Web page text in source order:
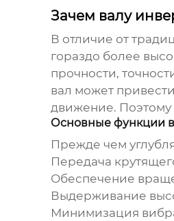
Зачем валу
В отличие от
гораздо более
прочности,
вал может
движение. Поэтому
Основные функции
Прежде чем
Передача
Обеспечение
Выдерживание
Минимизация